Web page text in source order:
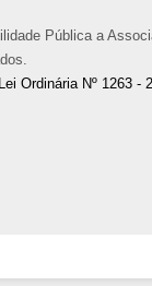
Pública a
Lei Ordinária Nº 1263 -